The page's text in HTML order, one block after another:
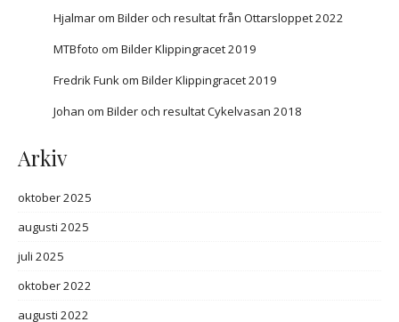
Hjalmarom Bilder och resultat från Ottarsloppet 2022
MTBfoto om Bilder Klippingracet 2019
Fredrik Funkom Bilder Klippingracet 2019
Johan om Bilder och resultat Cykelvasan 2018
Arkiv
oktober 2025
augusti 2025
juli 2025
oktober 2022
augusti 2022